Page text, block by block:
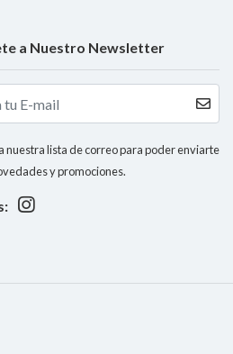
a Nuestro Newsletter
nuestra lista de correo para poder enviarte
y promociones.